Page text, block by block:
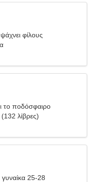
φίλους
το ποδόσφαιρο
λίβρες)
25-28